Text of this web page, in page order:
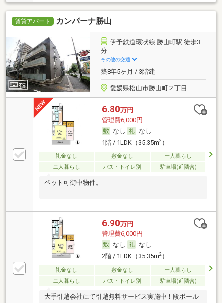
賃貸アパート カンパーナ勝山
伊予鉄道環状線 勝山町駅 徒歩3
分
その他の交通
築8年5ヶ月 / 3階建
愛媛県松山市勝山町２丁目
6.80万円
管理費6,000円
なし
なし
1階 / 1LDK（35.35m2）
礼金なし 敷金なし
一人暮らし
二人暮らし
バス・トイレ別 駐車場(近隣含)
ペット可街中物件。
6.90万円
管理費6,000円
なし
なし
2階 / 1LDK（35.35m2）
礼金なし 敷金なし
一人暮らし
二人暮らし
バス・トイレ別 駐車場(近隣含)
大手引越会社にて引越無料サービス実施中！段ボール